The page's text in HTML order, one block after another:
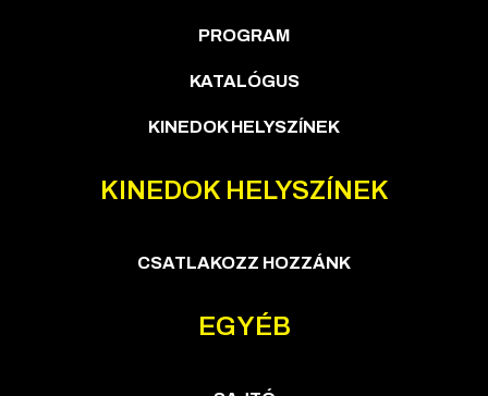
PROGRAM
KATALÓGUS
KINEDOK HELYSZÍNEK
KINEDOK HELYSZÍNEK
CSATLAKOZZ HOZZÁNK
EGYÉB